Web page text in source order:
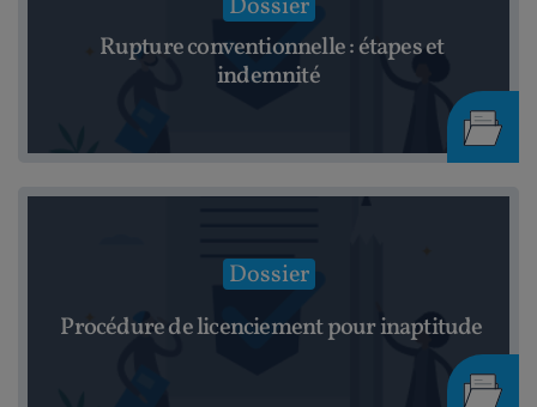
Dossier
Rupture conventionnelle : étapes et
indemnité
Dossier
Procédure de licenciement pour inaptitude